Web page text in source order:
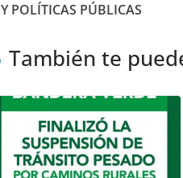
Y POLÍTICAS PÚBLICAS
También te